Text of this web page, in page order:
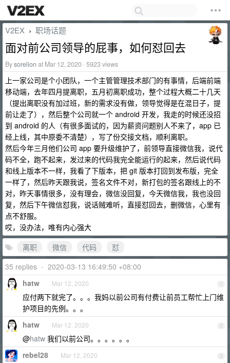
V2EX › 职场话题
面对前公司领导的屁事，如何怼回去
Bysorelion at Mar 12, 2020 · 5923 views
上一家公司是个小团队，一个主管管理技术部门的有事情，后端前端
移动端，去年四月提离职，五月初离职成功，整个过程大概二十几天
（提出离职没有加过班，新的需求没有做，领导觉得是在混日子，提
前让走了），然后整个公司就一个 android 开发，我走的时候还没招
到 android 的人（有很多面试的，因为薪资问题别人不来了，app 已
经上线，其中原委不清楚），写了份交接文档，顺利离职。
然后今年三月他们公司 app 要升级维护了，前领导直接微信我，说代
码不全，跑不起来，发过来的代码我完全能运行的起来，然后说代码
和线上版本不一样，我看了下版本，把 git 版本打回到发布版，完全
一样了，然后昨天跟我说，签名文件不对，新打包的签名跟线上的不
对，昨天事情很多，没有理会，微信没回复，今天微信我，我也没回
复，然后下午微信怼我，说话贼难听，直接怼回去，删微信，心里有
点不舒服。
哎，没办法，唯有内心强大
离职
微信 代码
怼
35 replies • 2020-03-13 16:49:50 +08:00
1
hatw Mar 12, 2020
应付两下就完了。。。我妈以前公司有付费让前员工帮忙上门维
护项目的先例。。。
2
hatw Mar 12, 2020
@hatw 我们以前公司。。。。。。
3
rebel28 Mar 12, 2020